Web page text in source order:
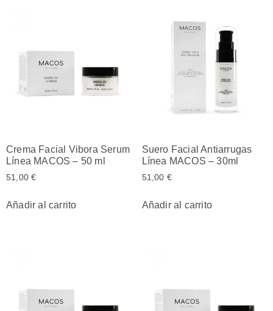
Crema Facial Vibora Serum
Línea MACOS – 50 ml
51,00€
Añadir al carrito
Suero Facial Antiarrugas
Línea MACOS – 30ml
51,00 €
Añadir al carrito